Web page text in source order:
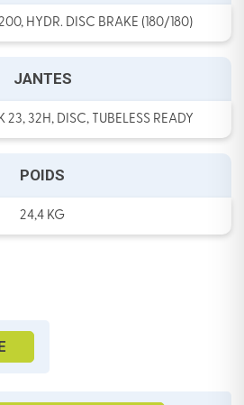
HYDR. DISC BRAKE (180/180)
JANTES
32H, DISC, TUBELESS READY
POIDS
24,4 KG